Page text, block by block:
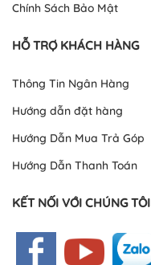
Chính Sách Bảo Mật
HỖ TRỢ KHÁCH HÀNG
Thông Tin Ngân Hàng
Hướng dẫn đặt hàng
Hướng Dẫn Mua Trả Góp
Hướng Dẫn Thanh Toán
KẾT NỐI VỚI CHÚNG TÔI